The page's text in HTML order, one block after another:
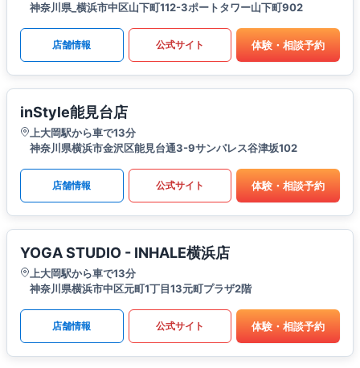
神奈川県_横浜市中区山下町112-3ポートタワー山下町902
店舗情報 公式サイト 体験・相談予約
inStyle能見台店
上大岡駅から車で13分
神奈川県横浜市金沢区能見台通3-9サンパレス谷津坂102
店舗情報 公式サイト 体験・相談予約
YOGA STUDIO - INHALE横浜店
上大岡駅から車で13分
神奈川県横浜市中区元町1丁目13元町プラザ2階
店舗情報 公式サイト 体験・相談予約